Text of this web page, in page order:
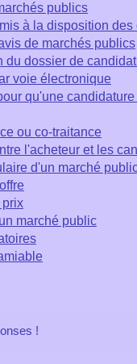
publics
à la disposition des
de marchés publics
du dossier de
voie électronique
qu'une candidature
ou co-traitance
l'acheteur et les
d'un marché
prix
marché public
!